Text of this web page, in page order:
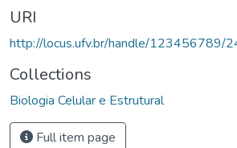
URI
http://locus.ufv.br/handle/123456789/
Collections
Biologia Celular e Estrutural
Full item page